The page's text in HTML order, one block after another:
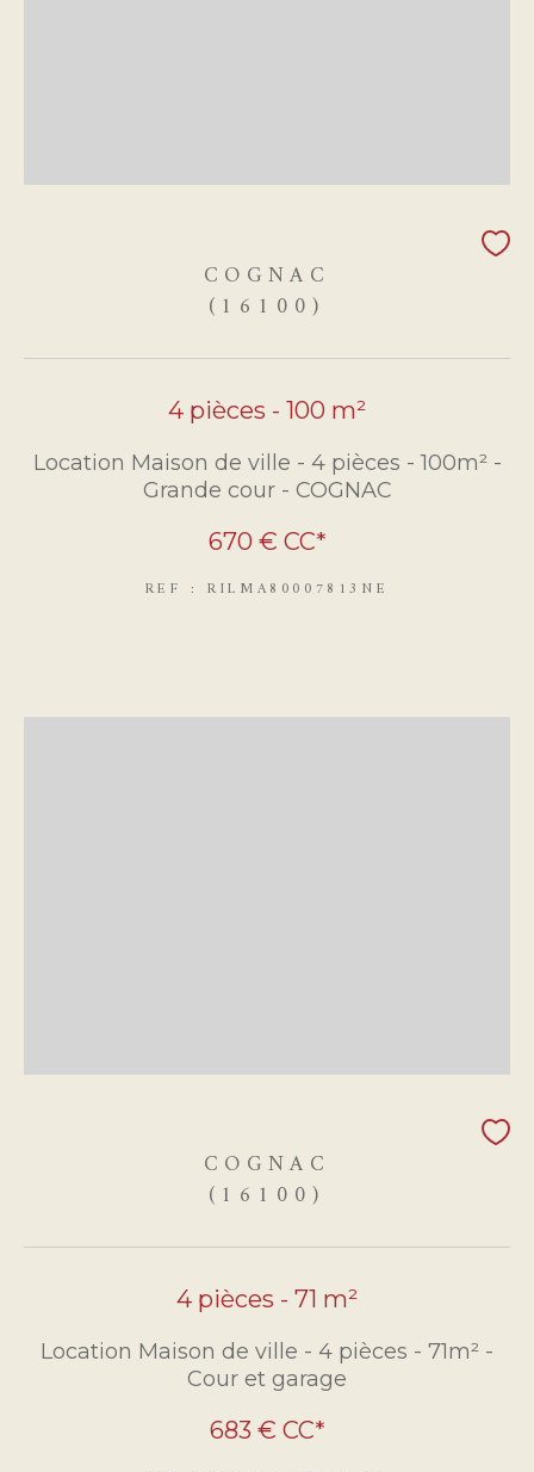
COGNAC
(16100)
4 pièces - 100 m²
Location Maison de ville - 4 pièces - 100m² -
Grande cour - COGNAC
670 € CC*
REF : RILMA80007813NE
COGNAC
(16100)
4 pièces - 71 m²
Location Maison de ville - 4 pièces - 71m² -
Cour et garage
683 € CC*